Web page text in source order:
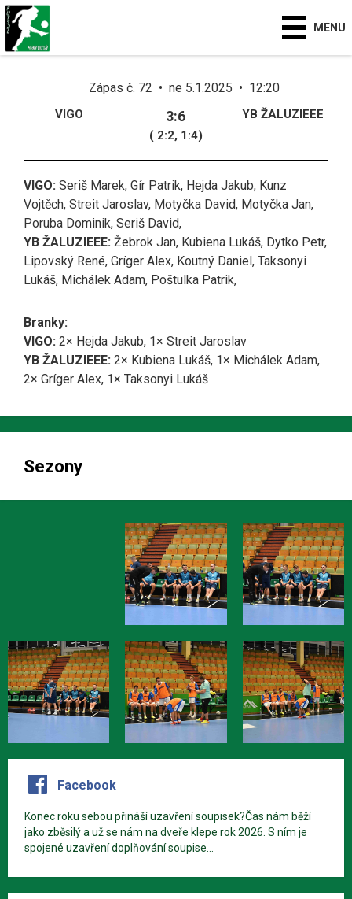
MENU
Zápas č. 72 • ne 5.1.2025 • 12:20
VIGO 3:6
( 2:2, 1:4)
YB ŽALUZIEEE
VIGO: Seriš Marek, Gír Patrik, Hejda Jakub, Kunz
Vojtěch, Streit Jaroslav, Motyčka David, Motyčka Jan,
Poruba Dominik, Seriš David,
YB ŽALUZIEEE: Žebrok Jan, Kubiena Lukáš, Dytko Petr,
Lipovský René, Gríger Alex, Koutný Daniel, Taksonyi
Lukáš, Michálek Adam, Poštulka Patrik,
Branky:
VIGO: 2× Hejda Jakub, 1× Streit Jaroslav
YB ŽALUZIEEE: 2× Kubiena Lukáš, 1× Michálek Adam,
2× Gríger Alex, 1× Taksonyi Lukáš
Sezony
Facebook
Konec roku sebou přináší uzavření soupisek?Čas nám běží
jako zběsilý a už se nám na dveře klepe rok 2026. S ním je
spojené uzavření doplňování soupise...